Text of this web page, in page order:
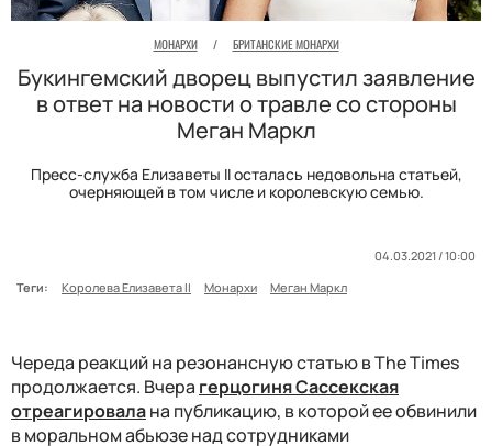
МОНАРХИ / БРИТАНСКИЕ МОНАРХИ
Букингемский дворец выпустил заявление
в ответ на новости о травле со стороны
Меган Маркл
Пресс-служба Елизаветы II осталась недовольна статьей,
очерняющей в том числе и королевскую семью.
04.03.2021 / 10:00
Теги:
Королева Елизавета II Монархи Меган Маркл
Череда реакций на резонансную статью в The Times
продолжается. Вчера герцогиня Сассекская
отреагировалана публикацию, в которой ее обвинили
в моральном абьюзе над сотрудниками